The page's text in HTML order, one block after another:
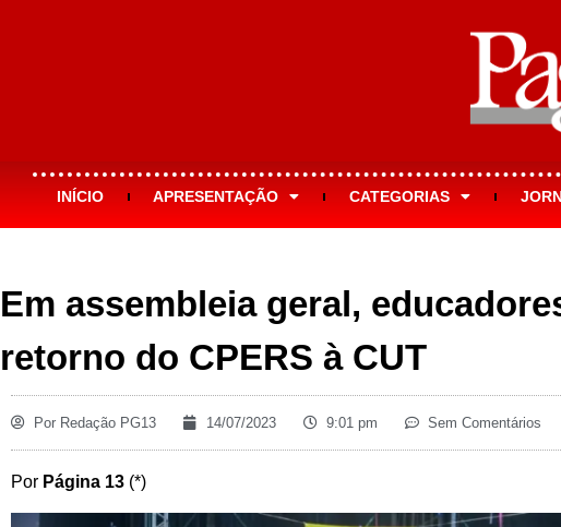
INÍCIO APRESENTAÇÃO CATEGORIAS
Em assembleia geral,
retorno do CPERS à CUT
Por Redação PG13 14/07/2023 9:01 pm Sem Comentários
Por Página 13 (*)